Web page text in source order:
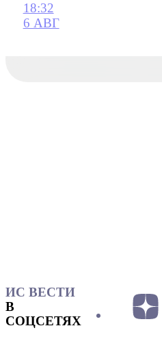
18:32
6 АВГ
ИС ВЕСТИ
В
СОЦСЕТЯХ